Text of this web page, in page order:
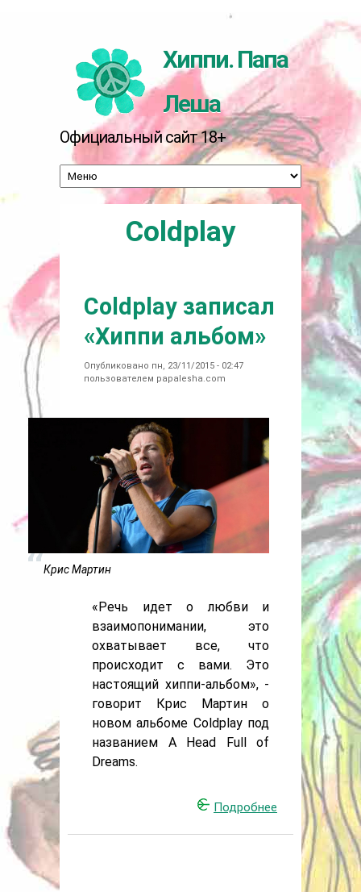
Хиппи. Папа
Леша
Официальный сайт 18+
Coldplay
Coldplay записал
«Хиппи альбом»
Опубликовано пн, 23/11/2015 - 02:47
пользователем papalesha.com
Крис Мартин
«Речь идет о любви и
взаимопонимании, это
охватывает все, что
происходит с вами. Это
настоящий хиппи-альбом», -
говорит Крис Мартин о
новом альбоме Coldplay под
названием A Head Full of
Dreams.
Подробнее
Coldplay
записал
«Хиппи
альбом»